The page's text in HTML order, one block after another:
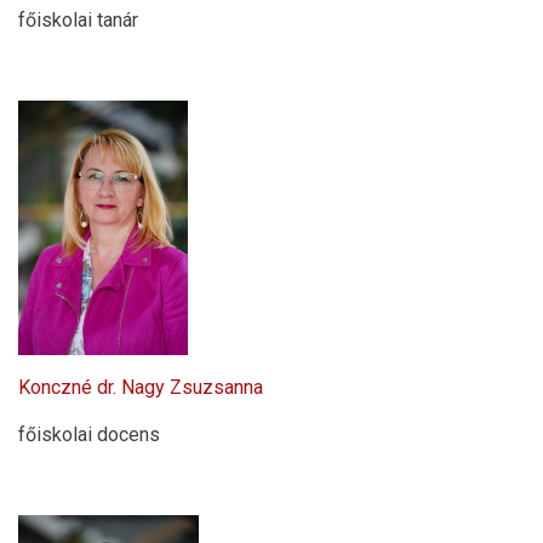
főiskolai tanár
Konczné dr. Nagy Zsuzsanna
főiskolai docens